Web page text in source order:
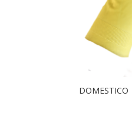
DOMESTICO